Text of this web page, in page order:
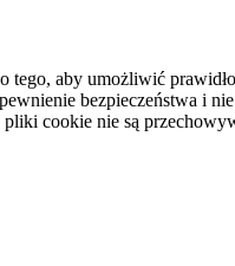
tego, aby umożliwić
bezpieczeństwa i
pliki cookie nie są